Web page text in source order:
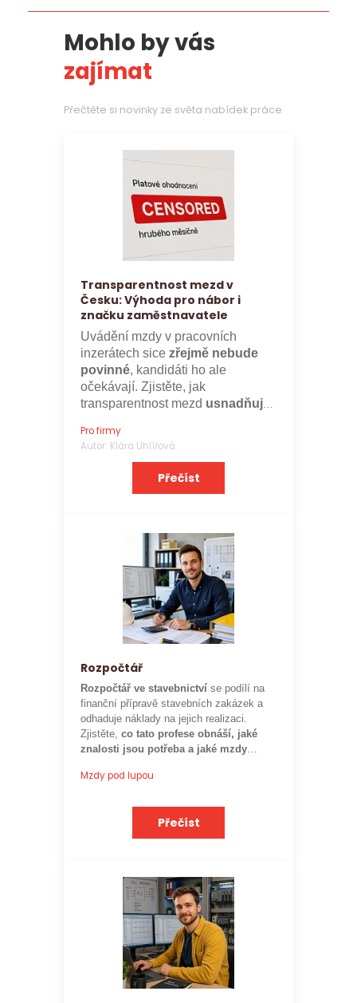
Mohlo by vás
zajímat
Přečtěte si novinky ze světa nabídek práce
Transparentnost mezd v
Česku: Výhoda pro nábor i
značku zaměstnavatele
Uvádění mzdy v pracovních
inzerátech sice zřejmě nebude
povinné, kandidáti ho ale
očekávají. Zjistěte, jak
transparentnost mezd usnadňuje
zaměstnavatele.
Pro firmy
Autor: Klára Uhlířová
Přečíst
Rozpočtář
Rozpočtář ve stavebnictví se podílí na
finanční přípravě stavebních zakázek a
odhaduje náklady na jejich realizaci.
Zjistěte, co tato profese obnáší, jaké
znalosti jsou potřeba a jaké mzdy
očekávat.
Mzdy pod lupou
Přečíst